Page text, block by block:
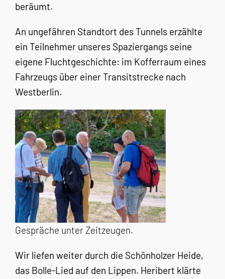
beräumt.
An ungefähren Standtort des Tunnels erzählte
ein Teilnehmer unseres Spaziergangs seine
eigene Fluchtgeschichte: im Kofferraum eines
Fahrzeugs über einer Transitstrecke nach
Westberlin.
Gespräche unter Zeitzeugen.
Wir liefen weiter durch die Schönholzer Heide,
das Bolle-Lied auf den Lippen. Heribert klärte